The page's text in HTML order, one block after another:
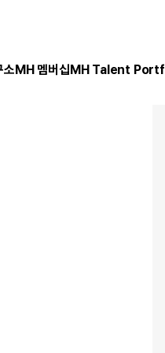
소MH 멤버십MH Talent